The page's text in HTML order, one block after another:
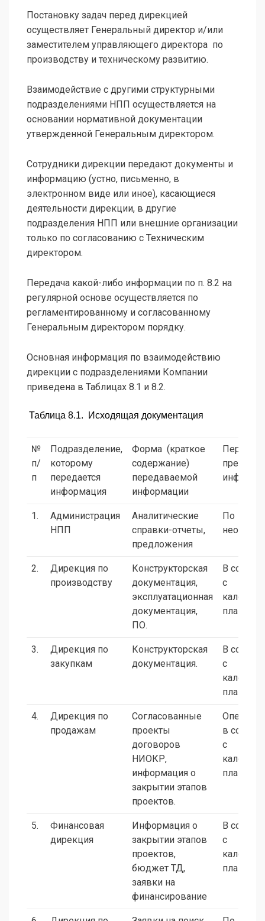
Постановку задач перед дирекцией
осуществляет Генеральный директор и/или
заместителем управляющего директора по
производству и техническому развитию.
Взаимодействие с другими структурными
подразделениями НПП осуществляется на
основании нормативной документации
утвержденной Генеральным директором.
Сотрудники дирекции передают документы и
информацию (устно, письменно, в
электронном виде или иное), касающиеся
деятельности дирекции, в другие
подразделения НПП или внешние организации
только по согласованию с Техническим
директором.
Передача какой-либо информации по п. 8.2 на
регулярной основе осуществляется по
регламентированному и согласованному
Генеральным директором порядку.
Основная информация по взаимодействию
дирекции с подразделениями Компании
приведена в Таблицах 8.1 и 8.2.
Таблица 8.1. Исходящая документация
№
п/
п
Подразделение,
которому
передается
информация
Форма (краткое
содержание)
передаваемой
информации
1.
Администрация
НПП
Аналитические
справки-отчеты,
предложения
По
2.
Дирекция по
производству
Конструкторская
документация,
эксплуатационная
документация,
ПО.
В
с
планами
3.
Дирекция по
закупкам
Конструкторская
документация.
В
с
планами
4.
Дирекция по
продажам
Согласованные
проекты
договоров
НИОКР,
информация о
закрытии этапов
проектов.
в
с
планами
5.
Финансовая
дирекция
Информация о
закрытии этапов
проектов,
бюджет ТД,
заявки на
финансирование
В
с
планами